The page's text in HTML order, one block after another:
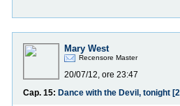
Mary West
Recensore Master
20/07/12, ore 23:47
Cap. 15: